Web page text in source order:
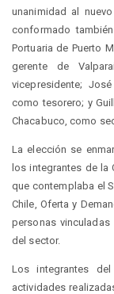
unanimidad al
conformado
Portuaria de Puerto
gerente de
vicepresidente;
como tesorero; y
Chacabuco, como
La elección se
los integrantes de la
que contemplaba el
Chile, Oferta y
personas
del sector.
Los integrantes
actividades